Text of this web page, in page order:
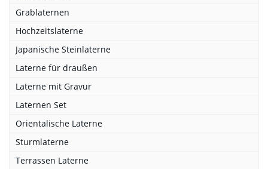
Grablaternen
Hochzeitslaterne
Japanische Steinlaterne
Laterne für draußen
Laterne mit Gravur
Laternen Set
Orientalische Laterne
Sturmlaterne
Terrassen Laterne